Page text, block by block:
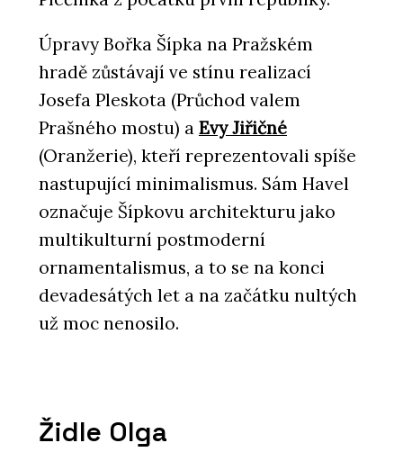
Úpravy Bořka Šípka na Pražském
hradě zůstávají ve stínu realizací
Josefa Pleskota (Průchod valem
Prašného mostu) a Evy Jiřičné
(Oranžerie), kteří reprezentovali spíše
nastupující minimalismus. Sám Havel
označuje Šípkovu architekturu jako
multikulturní postmoderní
ornamentalismus, a to se na konci
devadesátých let a na začátku nultých
už moc nenosilo.
Židle Olga